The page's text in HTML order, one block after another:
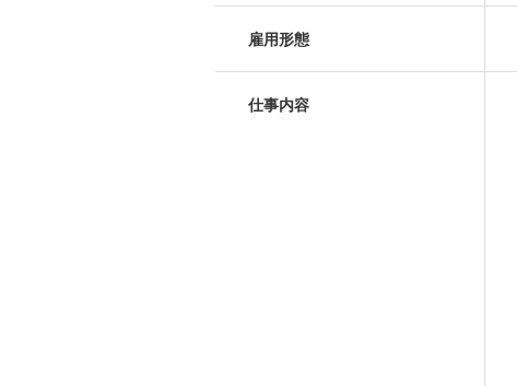
雇用形態
仕事内容